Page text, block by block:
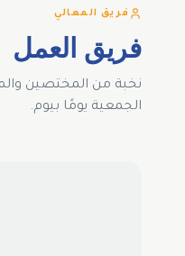
فريق المعالي
فريق العمل
نخبة من المختصين
الجمعية يومًا بيوم.